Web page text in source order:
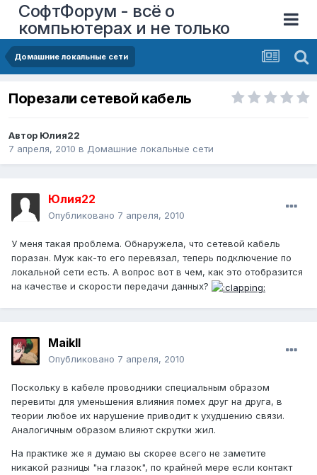
СофтФорум - всё о
компьютерах и не только
Домашние локальные сети
Порезали сетевой кабель
Автор Юлия22
7 апреля, 2010 в Домашние локальные сети
Юлия22
Опубликовано 7 апреля, 2010
У меня такая проблема. Обнаружела, что сетевой кабель
поразан. Муж как-то его перевязал, теперь подключение по
локальной сети есть. А вопрос вот в чем, как это отобразится
на качестве и скорости передачи данных?
Maikll
Опубликовано 7 апреля, 2010
Поскольку в кабеле проводники специальным образом
перевиты для уменьшения влияния помех друг на друга, в
теории любое их нарушение приводит к ухудшению связи.
Аналогичным образом влияют скрутки жил.
На практике же я думаю вы скорее всего не заметите
никакой разницы "на глазок", по крайней мере если контакт